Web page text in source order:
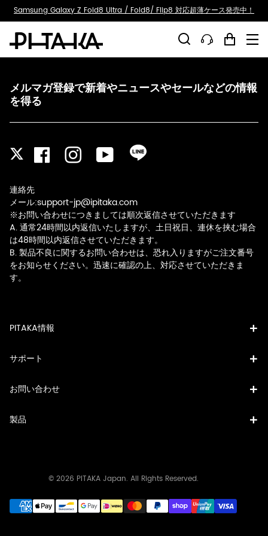
Samsung Galaxy Z Fold8 Ultra / Fold8/ Flip8 対応超薄ケース発売中！
メルマガ登録で新着やニュースやセールなどの情報
を得る
Twitter
FacebookInstagramYouTube
連絡先
メール:support-jp@ipitaka.com
※お問い合わせにつきましては順次返信させていただきます
A. 通常24時間以内返信いたしますが、土日祝日、連休を挟む場合
は48時間以内返信させていただきます。
B. 製品不良に関するお問い合わせは、恐れ入りますがご注文番号
をお知らせください。迅速に確認の上、対応させていただきま
す。
PITAKA情報
サポート
お問い合わせ
製品
© 2026 PITAKA Japan. All Rights Reserved.
決
済